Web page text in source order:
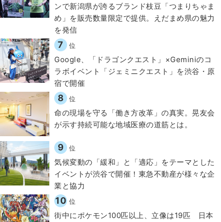
ンで新潟県が誇るブランド枝豆「つまりちゃま
め」を販売数量限定で提供。えだまめ県の魅力
を発信
7 位
Google、「ドラゴンクエスト」×Geminiのコ
ラボイベント「ジェミニクエスト」を渋谷・原
宿で開催
8 位
​命の現場を守る「働き方改革」の真実。晃友会
が示す持続可能な地域医療の道筋とは。
9 位
気候変動の「緩和」と「適応」をテーマとした
イベントが渋谷で開催！東急不動産が様々な企
業と協力
10 位
街中にポケモン100匹以上、立像は19匹 日本